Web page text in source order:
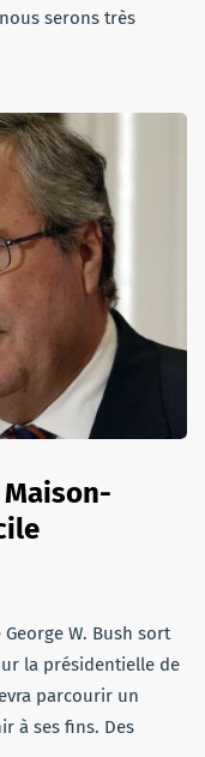
serons très
Maison-
W. Bush sort
la présidentielle de
parcourir un
à ses fins. Des